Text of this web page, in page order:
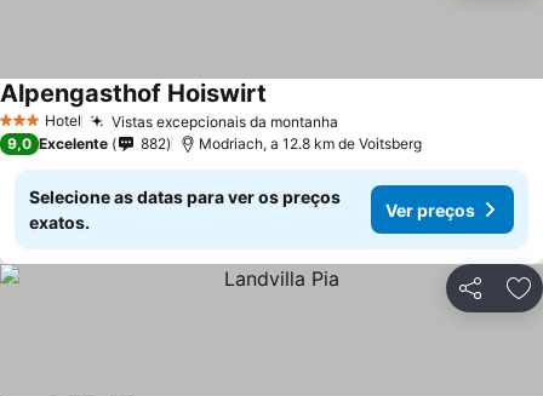
3 EstrelasHotel Vistas excepcionais da montanha
Alpengasthof Hoiswirt
9,0 Excelente 882 Modriach, a 12.8 km de Voitsberg
Selecione as datas para ver os preços
exatos.
Ver preços
Partilhar